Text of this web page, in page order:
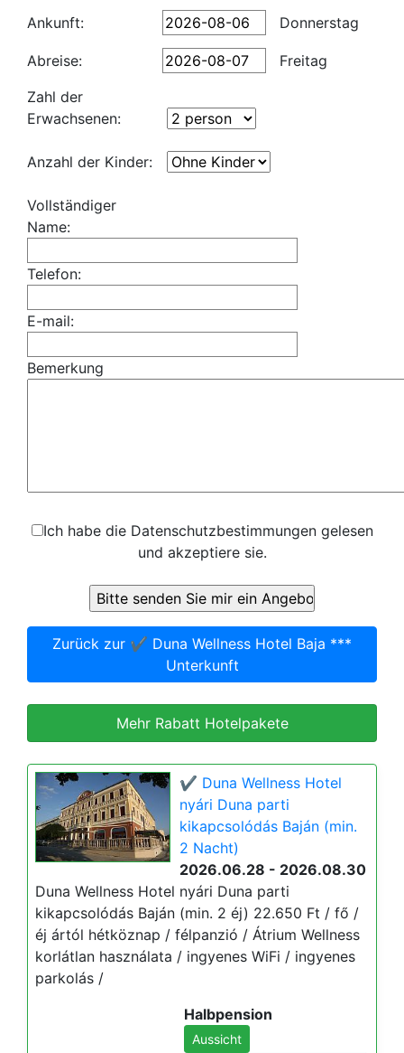
Ankunft: Donnerstag
Abreise:
Freitag
Zahl der
Erwachsenen:
Anzahl der Kinder:
Vollständiger
Name:
Telefon:
E-mail:
Bemerkung
Ich habe die Datenschutzbestimmungen gelesen
und akzeptiere sie.
Zurück zur ✔️ Duna Wellness Hotel Baja ***
Unterkunft
Mehr Rabatt Hotelpakete
✔️ Duna Wellness Hotel
nyári Duna parti
kikapcsolódás Baján (min.
2 Nacht)
2026.06.28 - 2026.08.30
Duna Wellness Hotel nyári Duna parti
kikapcsolódás Baján (min. 2 éj) 22.650 Ft / fő /
éj ártól hétköznap / félpanzió / Átrium Wellness
korlátlan használata / ingyenes WiFi / ingyenes
parkolás /
Halbpension
Aussicht